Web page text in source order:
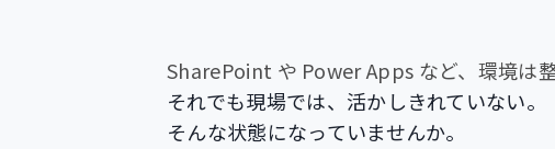
SharePoint や Power Apps など、環境は整
それでも現場では、活かしきれていない。
そんな状態になっていませんか。